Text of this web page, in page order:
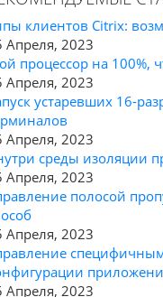
клиентов Citrix:
Апреля, 2023
процессор на 100%,
Апреля, 2023
устаревших 16-
Апреля, 2023
среды изоляции
Апреля, 2023
полосой
Апреля, 2023
Апреля, 2023